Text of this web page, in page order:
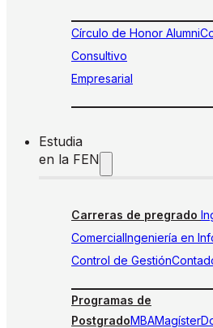
Círculo de Honor Alumni
Consultivo
Empresarial
Estudia
en la FEN
Carreras de pregrado
ComercialIngeniería en
Control de Gestión
Programas de
PostgradoMBAMagíster